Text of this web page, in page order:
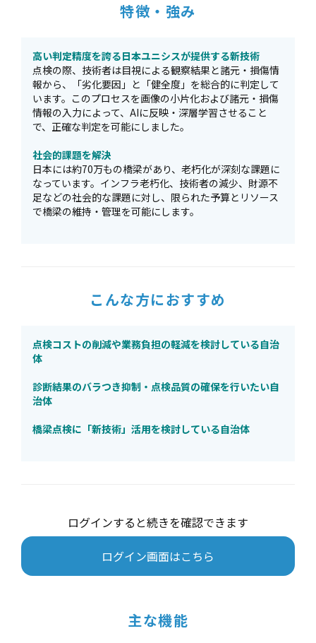
特徴・強み
高い判定精度を誇る日本ユニシスが提供する新技術
点検の際、技術者は目視による観察結果と諸元・損傷情
報から、「劣化要因」と「健全度」を総合的に判定して
います。このプロセスを画像の小片化および諸元・損傷
情報の入力によって、AIに反映・深層学習させること
で、正確な判定を可能にしました。
社会的課題を解決
日本には約70万もの橋梁があり、老朽化が深刻な課題に
なっています。インフラ老朽化、技術者の減少、財源不
足などの社会的な課題に対し、限られた予算とリソース
で橋梁の維持・管理を可能にします。
こんな方におすすめ
点検コストの削減や業務負担の軽減を検討している自治
体
診断結果のバラつき抑制・点検品質の確保を行いたい自
治体
橋梁点検に「新技術」活用を検討している自治体
ログインすると続きを確認できます
ログイン画面はこちら
主な機能